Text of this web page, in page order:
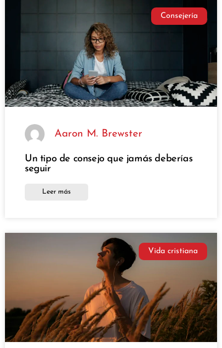
Consejería
Aaron M. Brewster
Un tipo de consejo que jamás deberías
seguir
Leer más
Vida cristiana